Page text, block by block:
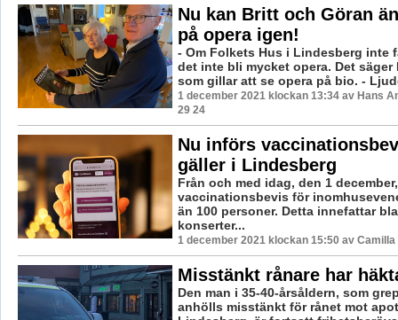
Nu kan Britt och Göran
på opera igen!
- Om Folkets Hus i Lindesberg inte
det inte bli mycket opera. Det
som gillar att se opera på bio. -
1 december 2021 klockan 13:34 av Hans
29 24
Nu införs
gäller i Lindesberg
Från och med idag, den 1
vaccinationsbevis för
än 100 personer. Detta innefattar
konserter...
1 december 2021 klockan 15:50 av Camilla
Misstänkt rånare har
Den man i 35-40-årsåldern, som
anhölls misstänkt för rånet mot